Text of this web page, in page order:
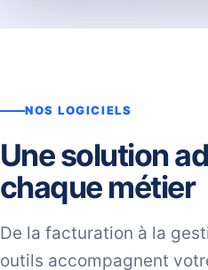
NOS LOGICIELS
Une solution
chaque métier
De la facturation à la
outils accompagnent